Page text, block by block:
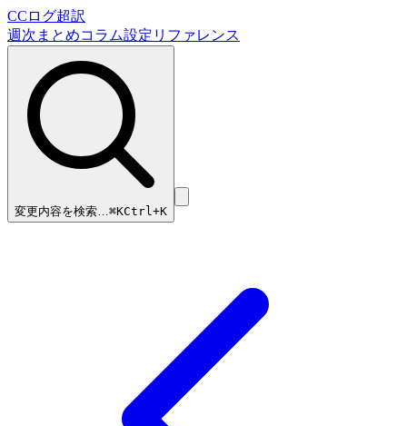
CCログ超訳
週次まとめコラム設定リファレンス
変更内容を検索…⌘KCtrl+K